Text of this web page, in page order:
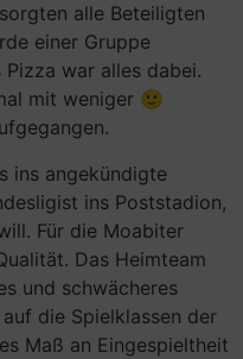
alle Beteiligten
einer Gruppe
war alles dabei.
mit weniger 🙂
ins angekündigte
ins Poststadion,
Für die Moabiter
Das Heimteam
und schwächeres
die Spielklassen der
Maß an Eingespieltheit